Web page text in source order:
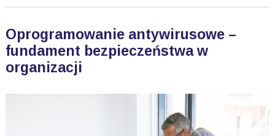
Oprogramowanie antywirusowe –
fundament bezpieczeństwa w
organizacji